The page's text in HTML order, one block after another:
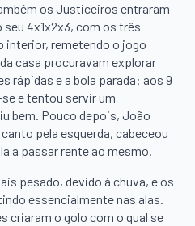
os Justiceiros entraram
4x1x2x3, com os três
interior, remetendo o jogo
casa procuravam explorar
rápidas e a bola parada: aos 9
e tentou servir um
bem. Pouco depois, João
pela esquerda, cabeceou
a passar rente ao mesmo.
pesado, devido à chuva, e os
essencialmente nas alas.
criaram o golo com o qual se